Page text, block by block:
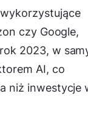
czy Google,
2023, w
AI, co
niż inwestycje